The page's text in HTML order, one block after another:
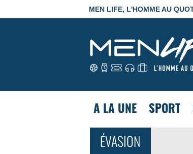
MEN LIFE, L'HOMME AU
A LA UNE SPORT
ÉVASION